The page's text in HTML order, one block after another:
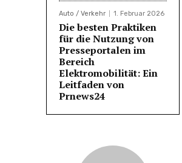
Auto / Verkehr 1. Februar 2026
Die besten Praktiken
für die Nutzung von
Presseportalen im
Bereich
Elektromobilität: Ein
Leitfaden von
Prnews24